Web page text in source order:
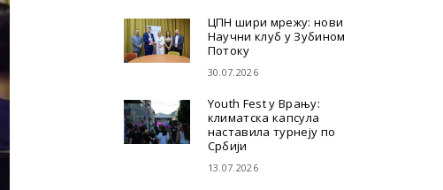
ЦПН шири мрежу: нови
Научни клуб у Зубином
Потоку
30.07.2026
Youth Fest у Врању:
климатска капсула
наставила турнеју по
Србији
13.07.2026